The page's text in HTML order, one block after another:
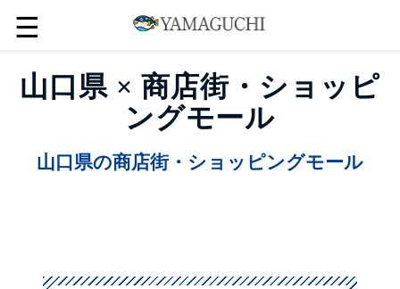
☰
山口県 × 商店街・ショッピ
ングモール
山口県の商店街・ショッピングモール